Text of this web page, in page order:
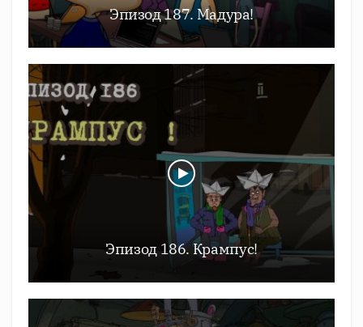
Эпизод 187. Мадура!
Эпизод 186. Крампус!